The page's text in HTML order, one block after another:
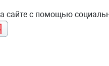
сайте с помощью